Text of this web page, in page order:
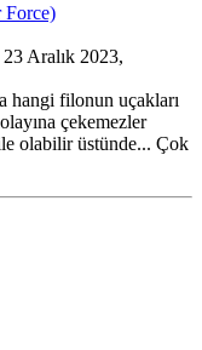
23 Aralık 2023,
hangi filonun uçakları
çekemezler
olabilir üstünde... Çok